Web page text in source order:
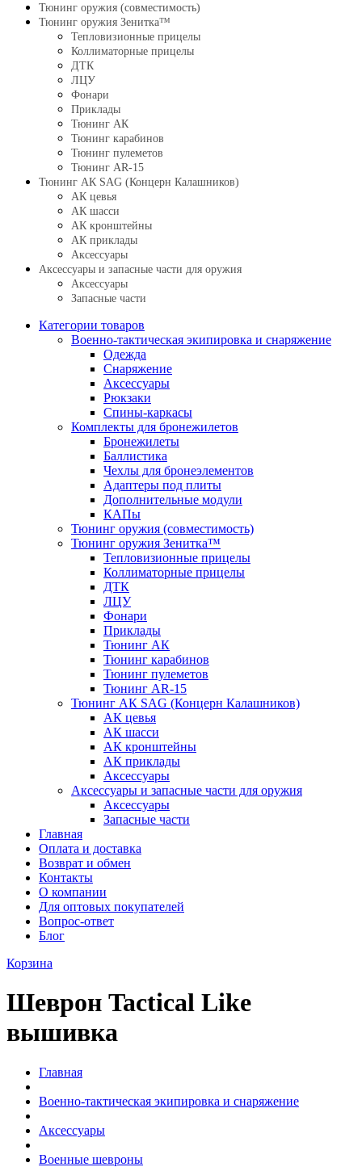
Тюнинг оружия (совместимость)
Тюнинг оружия Зенитка™
Тепловизионные прицелы
Коллиматорные прицелы
ДТК
ЛЦУ
Фонари
Приклады
Тюнинг АК
Тюнинг карабинов
Тюнинг пулеметов
Тюнинг AR-15
Тюнинг АК SAG (Концерн Калашников)
АК цевья
АК шасси
АК кронштейны
АК приклады
Аксессуары
Аксессуары и запасные части для оружия
Аксессуары
Запасные части
Категории товаров
Военно-тактическая экипировка и снаряжение
Одежда
Снаряжение
Аксессуары
Рюкзаки
Спины-каркасы
Комплекты для бронежилетов
Бронежилеты
Баллистика
Чехлы для бронеэлементов
Адаптеры под плиты
Дополнительные модули
КАПы
Тюнинг оружия (совместимость)
Тюнинг оружия Зенитка™
Тепловизионные прицелы
Коллиматорные прицелы
ДТК
ЛЦУ
Фонари
Приклады
Тюнинг АК
Тюнинг карабинов
Тюнинг пулеметов
Тюнинг AR-15
Тюнинг АК SAG (Концерн Калашников)
АК цевья
АК шасси
АК кронштейны
АК приклады
Аксессуары
Аксессуары и запасные части для оружия
Аксессуары
Запасные части
Главная
Оплата и доставка
Возврат и обмен
Контакты
О компании
Для оптовых покупателей
Вопрос-ответ
Блог
Корзина
Шеврон Tactical Like
вышивка
Главная
Военно-тактическая экипировка и снаряжение
Аксессуары
Военные шевроны